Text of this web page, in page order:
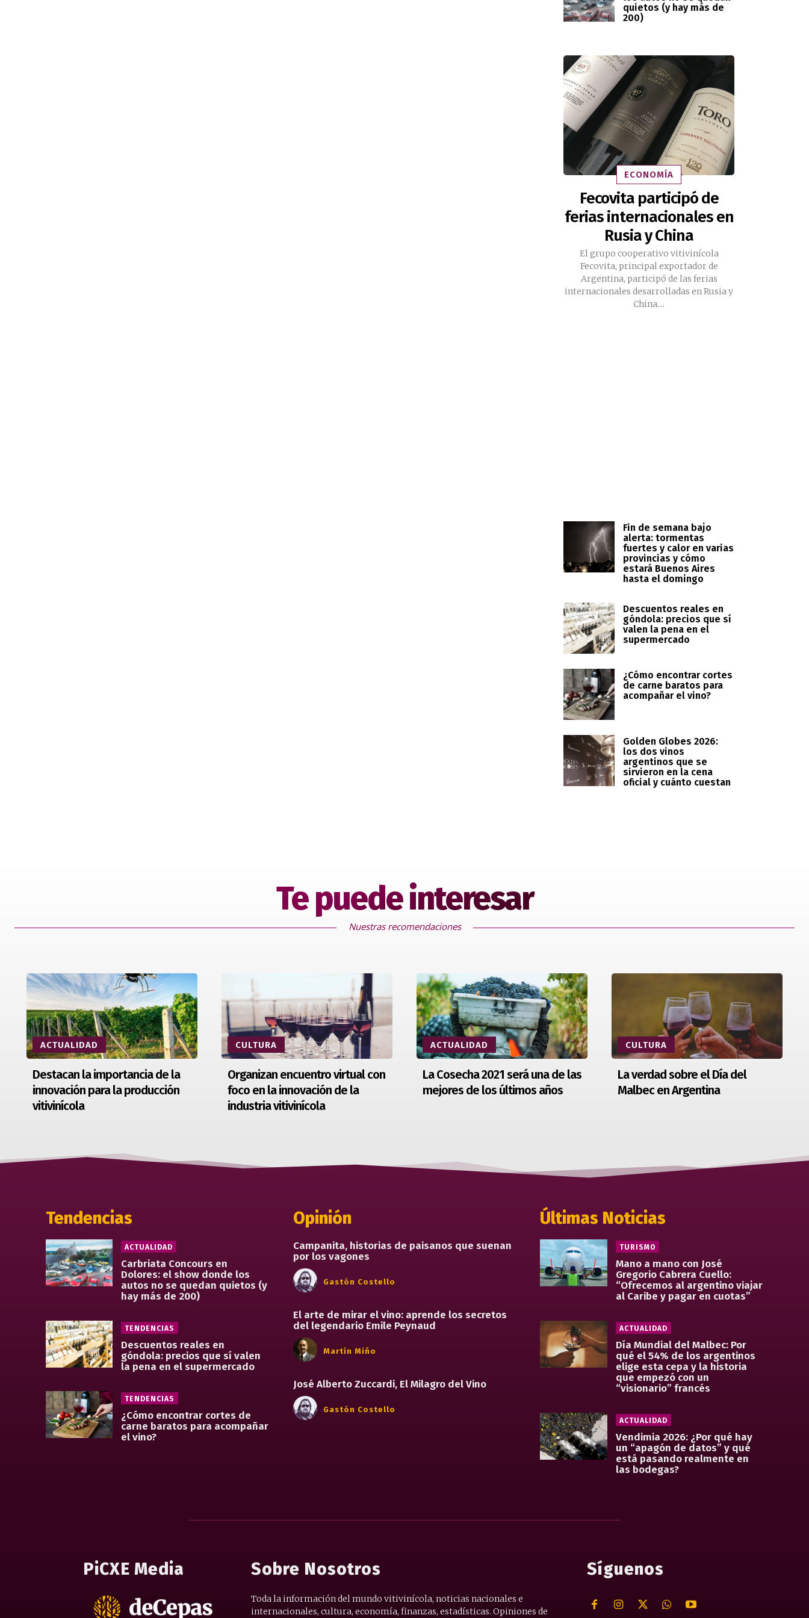
quietos (y hay más de
200)
ECONOMÍA
Fecovita participó de
ferias internacionales en
Rusia y China
El grupo cooperativo vitivinícola
Fecovita, principal exportador de
Argentina, participó de las ferias
internacionales desarrolladas en Rusia y
China....
Fin de semana bajo
alerta: tormentas
fuertes y calor en varias
provincias y cómo
estará Buenos Aires
hasta el domingo
Descuentos reales en
góndola: precios que sí
valen la pena en el
supermercado
¿Cómo encontrar cortes
de carne baratos para
acompañar el vino?
Golden Globes 2026:
los dos vinos
argentinos que se
sirvieron en la cena
oficial y cuánto cuestan
Te puede interesar
Nuestras recomendaciones
ACTUALIDAD
Destacan la importancia de la
innovación para la producción
vitivinícola
CULTURA
Organizan encuentro virtual con
foco en la innovación de la
industria vitivinícola
ACTUALIDAD
La Cosecha 2021 será una de las
mejores de los últimos años
CULTURA
La verdad sobre el Día del
Malbec en Argentina
Tendencias
ACTUALIDAD
Carbriata Concours en
Dolores: el show donde los
autos no se quedan quietos (y
hay más de 200)
TENDENCIAS
Descuentos reales en
góndola: precios que sí valen
la pena en el supermercado
TENDENCIAS
¿Cómo encontrar cortes de
carne baratos para acompañar
el vino?
Opinión
Campanita, historias de paisanos que suenan
por los vagones
Gastón Costello
El arte de mirar el vino: aprende los secretos
del legendario Emile Peynaud
Martín Miño
José Alberto Zuccardi, El Milagro del Vino
Gastón Costello
Últimas Noticias
TURISMO
Mano a mano con José
Gregorio Cabrera Cuello:
“Ofrecemos al argentino viajar
al Caribe y pagar en cuotas”
ACTUALIDAD
Día Mundial del Malbec: Por
qué el 54% de los argentinos
elige esta cepa y la historia
que empezó con un
“visionario” francés
ACTUALIDAD
Vendimia 2026: ¿Por qué hay
un “apagón de datos” y qué
está pasando realmente en
las bodegas?
PiCXE Media Sobre Nosotros
Toda la información del mundo vitivinícola, noticias nacionales e
internacionales, cultura, economía, finanzas, estadísticas. Opiniones de
Síguenos